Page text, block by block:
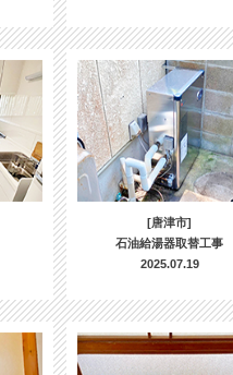
[唐津市]
石油給湯器取替工事
2025.07.19